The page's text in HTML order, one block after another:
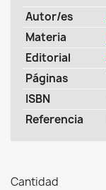
Autor/es
Materia
Editorial
Páginas
ISBN
Referencia
Cantidad